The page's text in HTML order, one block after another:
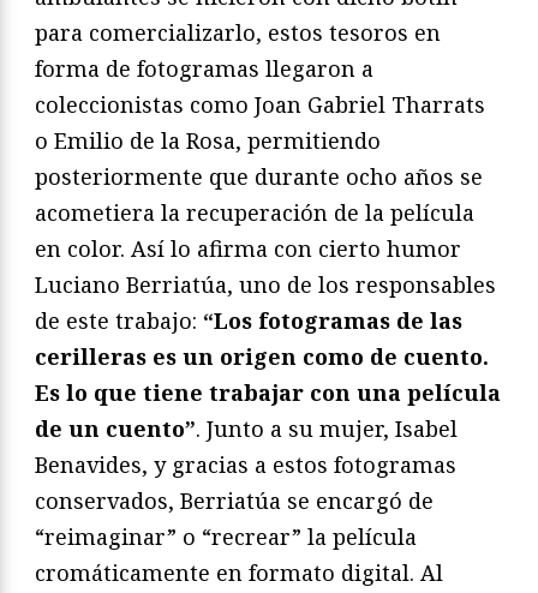
para comercializarlo, estos tesoros en
forma de fotogramas llegaron a
coleccionistas como Joan Gabriel Tharrats
o Emilio de la Rosa, permitiendo
posteriormente que durante ocho años se
acometiera la recuperación de la película
en color. Así lo afirma con cierto humor
Luciano Berriatúa, uno de los responsables
de este trabajo: “Los fotogramas de las
cerilleras es un origen como de cuento.
Es lo que tiene trabajar con una película
de un cuento”. Junto a su mujer, Isabel
Benavides, y gracias a estos fotogramas
conservados, Berriatúa se encargó de
“reimaginar” o “recrear” la película
cromáticamente en formato digital. Al